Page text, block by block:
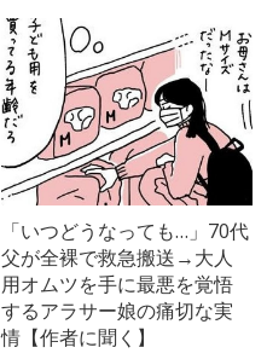
「いつどうなっても…」70代
父が全裸で救急搬送→大人
用オムツを手に最悪を覚悟
するアラサー娘の痛切な実
情【作者に聞く】